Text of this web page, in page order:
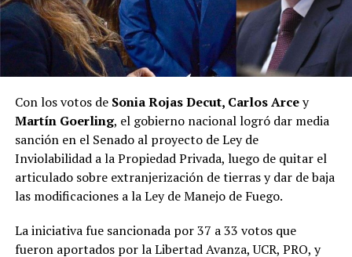
Con los votos de Sonia Rojas Decut, Carlos Arcey
Martín Goerling, el gobierno nacional logró dar media
sanción en el Senado al proyecto de Ley de
Inviolabilidad a la Propiedad Privada, luego de quitar el
articulado sobre extranjerización de tierras y dar de baja
las modificaciones a la Ley de Manejo de Fuego.
La iniciativa fue sancionada por 37 a 33 votos que
fueron aportados por la Libertad Avanza, UCR, PRO, y